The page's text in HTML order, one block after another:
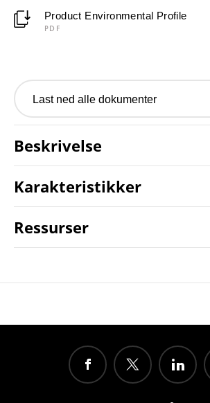
Product Environmental Profile
PDF
Last ned alle dokumenter
Beskrivelse
Karakteristikker
Ressurser